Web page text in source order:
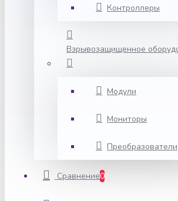
Контроллеры
Взрывозащищенное
Модули
Мониторы
Преобразователи
Сравнение0